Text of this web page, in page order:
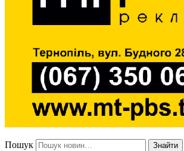
Пошук Знайти